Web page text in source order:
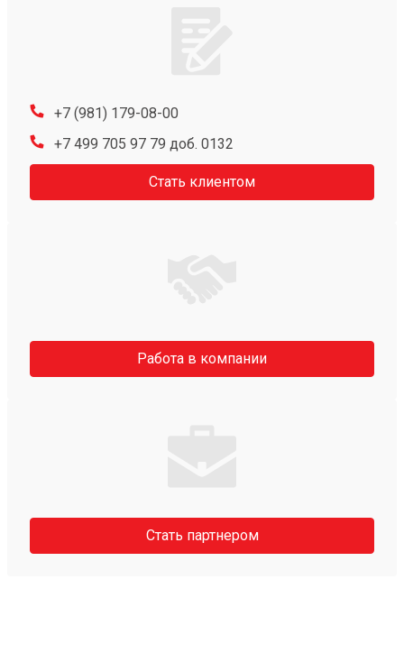
+7 (981) 179-08-00
+7 499 705 97 79 доб. 0132
Стать клиентом
Работа в компании
Стать партнером